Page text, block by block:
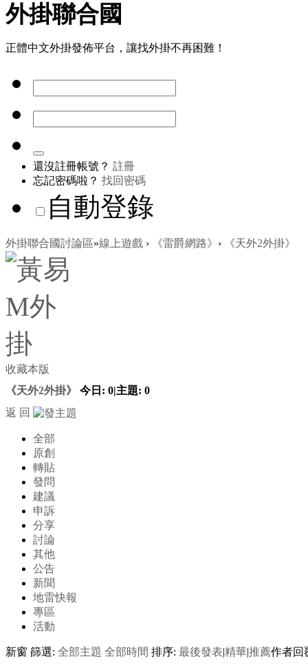
外掛聯合國
正體中文外掛發佈平台，讓找外掛不再困難！
還沒註冊帳號？ 註冊
忘記密碼啦？ 找回密碼
自動登錄
外掛聯合國討論區»線上遊戲 › 《雷爵網路》 › 《天外2外掛》
收藏本版
《天外2外掛》
今日: 0|主題: 0
返 回
全部
原創
轉貼
發問
建議
申訴
分享
討論
其他
公告
新聞
地雷快報
專區
活動
新窗 篩選: 全部主題 全部時間 排序: 最後發表|精華|推薦作者回